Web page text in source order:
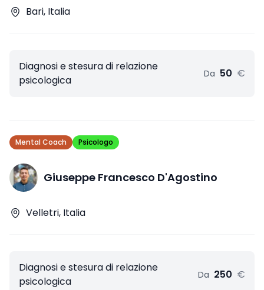
Bari, Italia
Diagnosi e stesura di relazione
psicologica
Da 50 €
Mental Coach Psicologo
Giuseppe Francesco D'Agostino
Velletri, Italia
Diagnosi e stesura di relazione
psicologica
Da 250 €